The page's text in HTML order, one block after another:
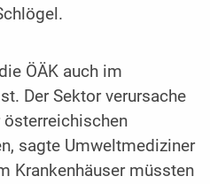
ÖÄK auch im
Der Sektor verursache
österreichischen
sagte Umweltmediziner
Krankenhäuser müssten